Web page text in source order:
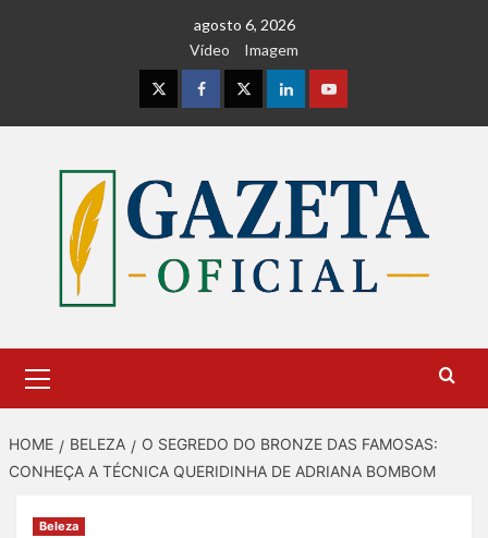
agosto 6, 2026
Vídeo
Imagem
InstagramFacebookTwitterLinkedinYoutube
Menu
HOME BELEZA
O SEGREDO DO BRONZE DAS FAMOSAS:
CONHEÇA A TÉCNICA QUERIDINHA DE ADRIANA BOMBOM
Beleza